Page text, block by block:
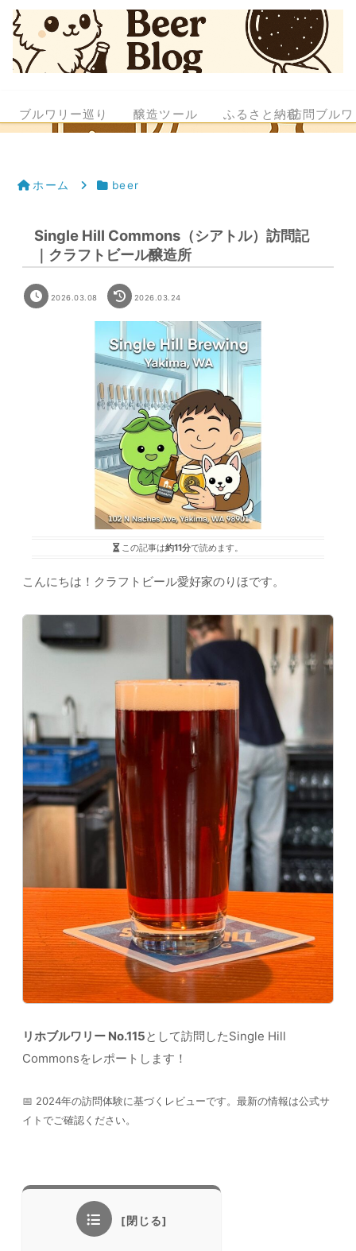
ブルワリー巡り 醸造ツール ふるさと納税訪問ブル
ホーム beer
Single Hill Commons（シアトル）訪問記
｜クラフトビール醸造所
2026.03.08 2026.03.24
この記事は約11分で読めます。
こんにちは！クラフトビール愛好家のりほです。
リホブルワリー No.115として訪問したSingle Hill
Commonsをレポートします！
📅 2024年の訪問体験に基づくレビューです。最新の情報は公式サ
イトでご確認ください。